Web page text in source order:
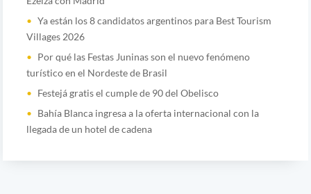
Ya están los 8 candidatos argentinos para Best Tourism
Villages 2026
Por qué las Festas Juninas son el nuevo fenómeno
turístico en el Nordeste de Brasil
Festejá gratis el cumple de 90 del Obelisco
Bahía Blanca ingresa a la oferta internacional con la
llegada de un hotel de cadena